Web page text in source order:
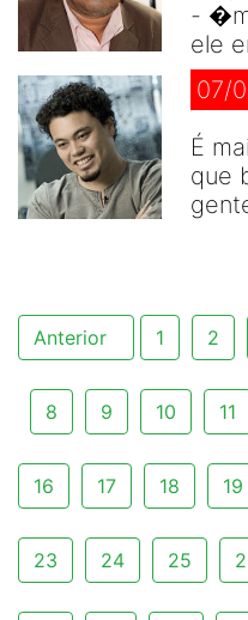
-
ele
07/
É
que
Anterior 1 2
8 9 10 11
16 17 18 19
23 24 25